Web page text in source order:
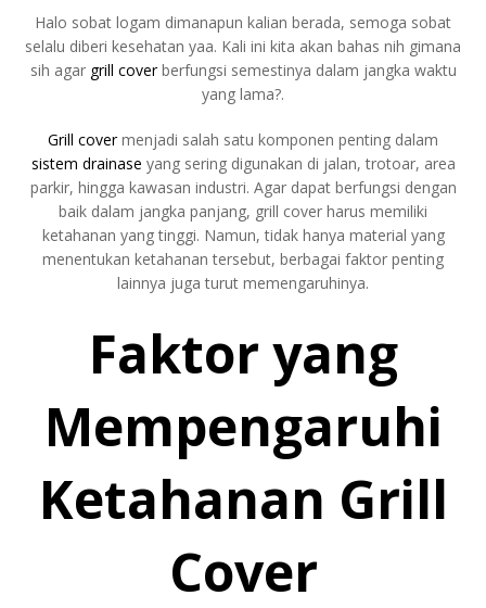
Halo sobat logam dimanapun kalian berada, semoga sobat
selalu diberi kesehatan yaa. Kali ini kita akan bahas nih gimana
sih agar grill coverberfungsi semestinya dalam jangka waktu
yang lama?.
Grill covermenjadi salah satu komponen penting dalam
sistem drainase yang sering digunakan di jalan, trotoar, area
parkir, hingga kawasan industri. Agar dapat berfungsi dengan
baik dalam jangka panjang, grill cover harus memiliki
ketahanan yang tinggi. Namun, tidak hanya material yang
menentukan ketahanan tersebut, berbagai faktor penting
lainnya juga turut memengaruhinya.
Faktor yang
Mempengaruhi
Ketahanan Grill
Cover